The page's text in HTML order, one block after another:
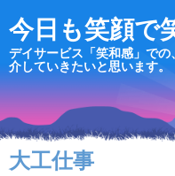
今日も笑顔で
デイサービス「笑和感」で
介していきたいと思います。
大工仕事